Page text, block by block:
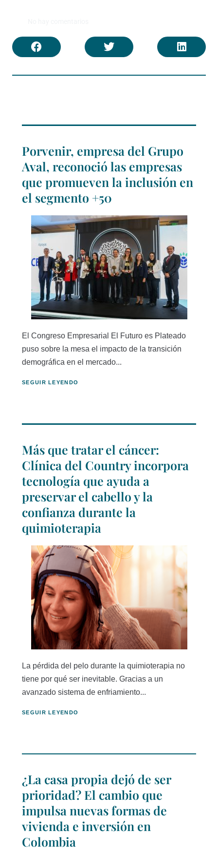
Porvenir, empresa del Grupo
Aval, reconoció las empresas
que promueven la inclusión en
el segmento +50
El Congreso Empresarial El Futuro es Plateado
puso sobre la mesa el impacto de la transición
demográfica en el mercado...
SEGUIR LEYENDO
Más que tratar el cáncer:
Clínica del Country incorpora
tecnología que ayuda a
preservar el cabello y la
confianza durante la
quimioterapia
La pérdida del pelo durante la quimioterapia no
tiene por qué ser inevitable. Gracias a un
avanzado sistema de enfriamiento...
SEGUIR LEYENDO
¿La casa propia dejó de ser
prioridad? El cambio que
impulsa nuevas formas de
vivienda e inversión en
Colombia